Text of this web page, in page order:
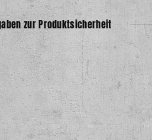
zur Produktsicherheit